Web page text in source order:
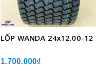
LỐP WANDA 24x12.00-12
1.700.000₫